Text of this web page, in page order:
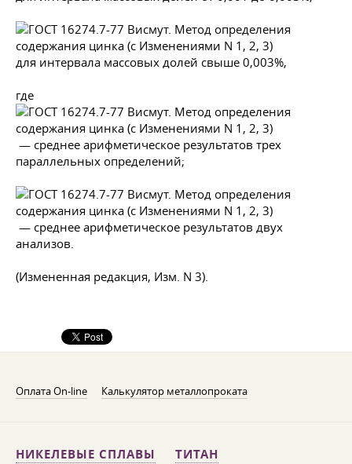
для интервала массовых долей свыше 0,003%,
где
— среднее арифметическое результатов трех
параллельных определений;
— среднее арифметическое результатов двух
анализов.
(Измененная редакция, Изм. N 3).
Оплата On-line Калькулятор металлопроката
НИКЕЛЕВЫЕ СПЛАВЫ ТИТАН